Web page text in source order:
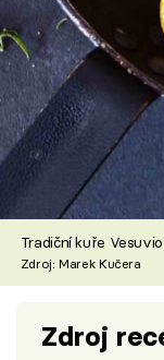
Tradiční kuře
Zdroj: Marek Kučera
Zdroj